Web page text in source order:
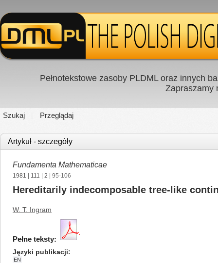
Pełnotekstowe zasoby PLDML oraz innych
Zapraszamy
Szukaj Przeglądaj
Artykuł - szczegóły
Fundamenta Mathematicae
1981 111 2 | 95-106
Hereditarily indecomposable tree-like
W. T. Ingram
Pełne teksty:
Języki publikacji
EN